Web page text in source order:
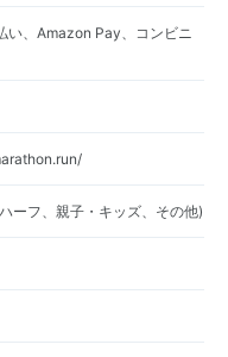
い、Amazon Pay、コンビニ
ーフ、親子・キッズ、その他)